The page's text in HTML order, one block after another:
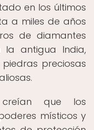
en los últimos
a miles de años
de diamantes
la antigua India,
preciosas
creían que los
místicos y